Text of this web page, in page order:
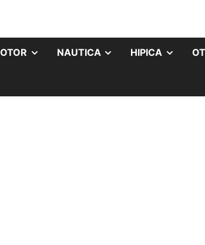
NAUTICA HIPICA